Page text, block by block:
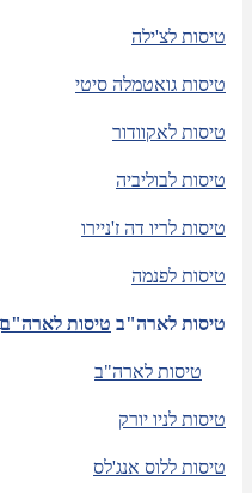
טיסות לצ'ילה
טיסות גואטמלה סיטי
טיסות לאקוודור
טיסות לבוליביה
טיסות לריו דה ז'ניירו
טיסות לפנמה
טיסות לארה"ב טיסות לארה"ב
טיסות לארה"ב
טיסות לניו יורק
טיסות ללוס אנג'לס